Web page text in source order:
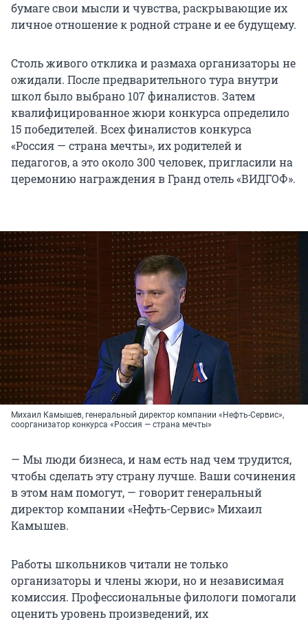
бумаге свои мысли и чувства, раскрывающие их
личное отношение к родной стране и ее будущему.
Столь живого отклика и размаха организаторы не
ожидали. После предварительного тура внутри
школ было выбрано 107 финалистов. Затем
квалифицированное жюри конкурса определило
15 победителей. Всех финалистов конкурса
«Россия — страна мечты», их родителей и
педагогов, а это около 300 человек, пригласили на
церемонию награждения в Гранд отель «ВИДГОФ».
Михаил Камышев, генеральный директор компании «Нефть-Сервис»,
соорганизатор конкурса «Россия — страна мечты»
— Мы люди бизнеса, и нам есть над чем трудится,
чтобы сделать эту страну лучше. Ваши сочинения
в этом нам помогут, — говорит генеральный
директор компании «Нефть-Сервис» Михаил
Камышев.
Работы школьников читали не только
организаторы и члены жюри, но и независимая
комиссия. Профессиональные филологи помогали
оценить уровень произведений, их